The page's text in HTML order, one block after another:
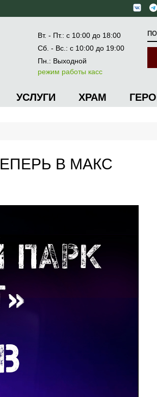
Вт. - Пт.: с 10:00 до 18:00
Сб. - Вс.: с 10:00 до 19:00
Пн.: Выходной
режим работы касс
УСЛУГИ ХРАМ
В МАКС